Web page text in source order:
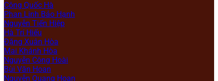
Công Quốc Hà
Phan Linh Bảo Hạnh
Nguyễn Tiến Hiệp
Hà Trí Hiếu
Đặng Xuân Hòa
Mai Khánh Hòa
Nguyễn Công Hoài
Bùi Văn Hoan
Nguyễn Quang Hoan